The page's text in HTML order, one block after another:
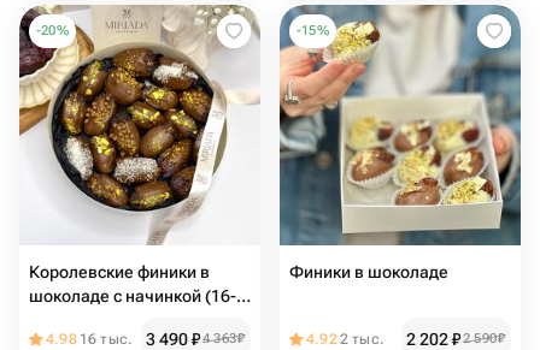
-20%
Королевские финики в
шоколаде с начинкой (16-
4.98 16 тыс. 3 490₽4 363₽
-15%
Финики в шоколаде
4.922 тыс. 2 202₽2 590₽